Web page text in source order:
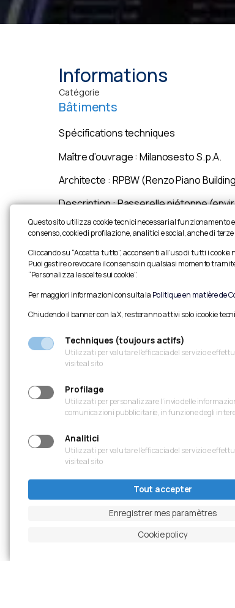
Informations
Catégorie
Bâtiments
Spécifications techniques
Maître d’ouvrage : Milanosesto S.p.A.
Architecte : RPBW (Renzo Piano
Description : Passerelle piétonne
gare est construite au-dessus de la
les visiteurs et les voyageurs.
Copyright : Image de Renzo Piano Building
Questo sito utilizza cookie tecnici necessari al funzionamento
consenso, cookie di profilazione, analitici e social, anche di
Cliccando su “Accetta tutto”, acconsenti all’uso di tutti i cookie
Puoi gestire o revocare il consenso in qualsiasi momento
“Personalizza le scelte sui cookie”.
Per maggiori informazioni consulta la Politique en matière de
Chiudendo il banner con la X, resteranno attivi solo i cookie
Techniques (toujours actifs)
Utilizzati per valutare l’efficacia del servizio e
visite al sito
Profilage
Utilizzati per personalizzare l’invio delle
comunicazioni pubblicitarie, in funzione degli
Analitici
Utilizzati per valutare l’efficacia del servizio e
visite al sito
Tout accepter
Enregistrer mes paramètres
Cookie policy